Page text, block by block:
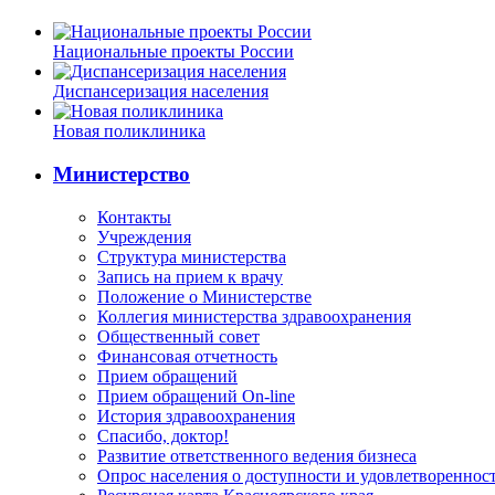
Национальные проекты России
Диспансеризация населения
Новая поликлиника
Министерство
Контакты
Учреждения
Структура министерства
Запись на прием к врачу
Положение о Министерстве
Коллегия министерства здравоохранения
Общественный совет
Финансовая отчетность
Прием обращений
Прием обращений On-line
История здравоохранения
Спасибо, доктор!
Развитие ответственного ведения бизнеса
Опрос населения о доступности и